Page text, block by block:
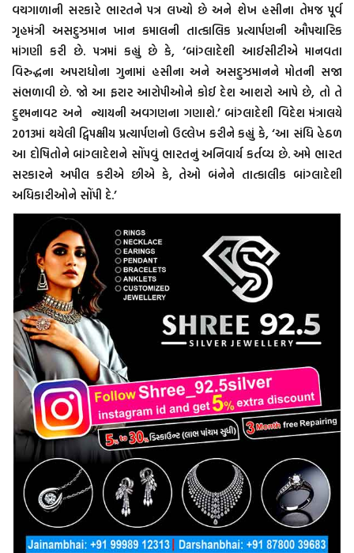
વચગાળાની સરકારે ભારતને પત્ર લખ્યો છે અને શેખ હસીના તેમજ પૂર્વ
ગૃહમંત્રી અસદુઝમાન ખાન કમાલની તાત્કાલિક પ્રત્યાર્પણની ઔપચારિક
માંગણી કરી છે. પત્રમાં કહ્યું છે કે, ‘બાંગ્લાદેશી આઈસીટીએ માનવતા
વિરુદ્ધના અપરાધોના ગુનામાં હસીના અને અસદુઝમાનને મોતની સજા
સંભળાવી છે. જો આ ફરાર આરોપીઓને કોઈ દેશ આશરો આપે છે, તો તે
દુશ્મનાવટ અને ન્યાયની અવગણના ગણાશે.’ બાંગ્લાદેશી વિદેશ મંત્રાલયે
2013માં થયેલી દ્વિપક્ષીય પ્રત્યાર્પણનો ઉલ્લેખ કરીને કહ્યું કે, ‘આ સંધિ હેઠળ
આ દોષિતોને બાંગ્લાદેશને સોંપવું ભારતનું અનિવાર્ય કર્તવ્ય છે. અમે ભારત
સરકારને અપીલ કરીએ છીએ કે, તેઓ બંનેને તાત્કાલીક બાંગ્લાદેશી
અધિકારીઓને સોંપી દે.’